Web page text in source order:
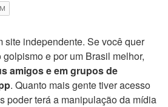
site independente. Se você quer
e por um Brasil melhor,
amigos e em grupos de
. Quanto mais gente tiver acesso
poder terá a manipulação da mídia